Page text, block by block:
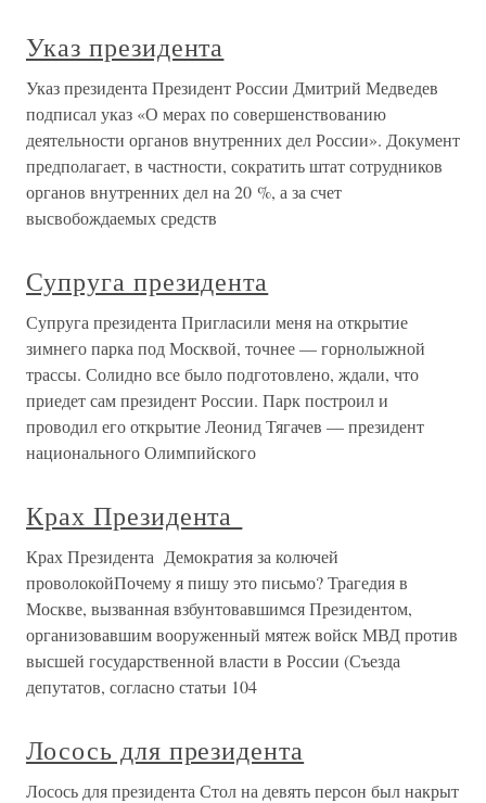
Указ президента
Указ президента Президент России Дмитрий Медведев
подписал указ «О мерах по совершенствованию
деятельности органов внутренних дел России». Документ
предполагает, в частности, сократить штат сотрудников
органов внутренних дел на 20 %, а за счет
высвобождаемых средств
Супруга президента
Супруга президента Пригласили меня на открытие
зимнего парка под Москвой, точнее — горнолыжной
трассы. Солидно все было подготовлено, ждали, что
приедет сам президент России. Парк построил и
проводил его открытие Леонид Тягачев — президент
национального Олимпийского
Крах Президента
Крах Президента Демократия за колючей
проволокойПочему я пишу это письмо? Трагедия в
Москве, вызванная взбунтовавшимся Президентом,
организовавшим вооруженный мятеж войск МВД против
высшей государственной власти в России (Съезда
депутатов, согласно статьи 104
Лосось для президента
Лосось для президента Стол на девять персон был накрыт